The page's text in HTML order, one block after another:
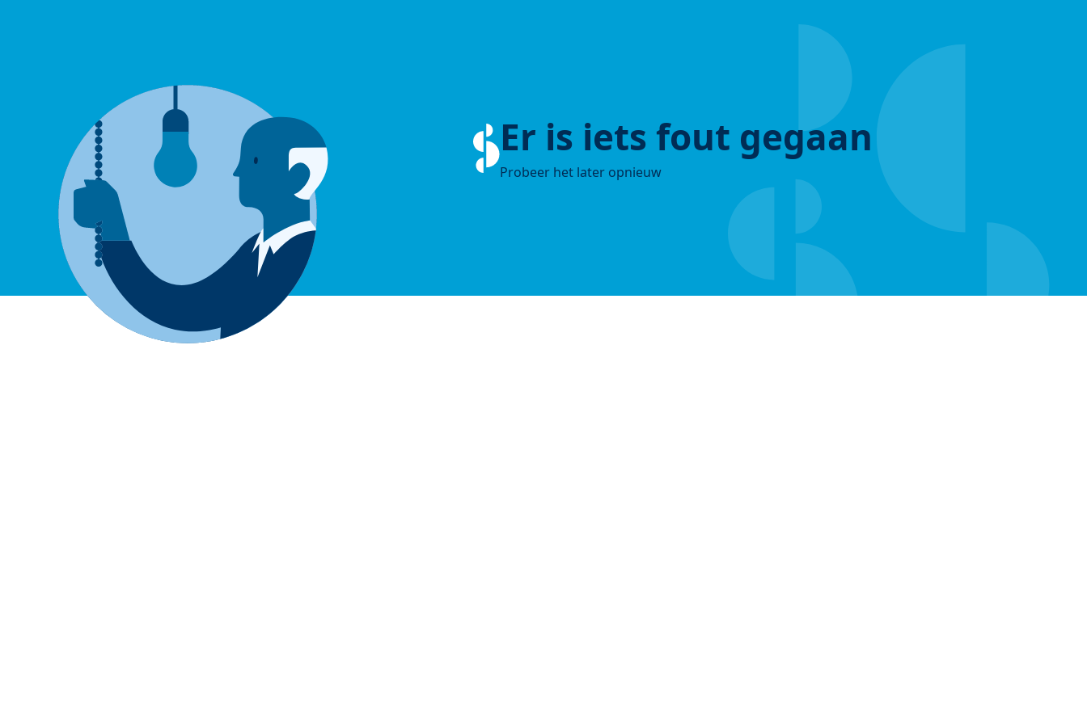
Er is iets fout gegaan
Probeer het later opnieuw